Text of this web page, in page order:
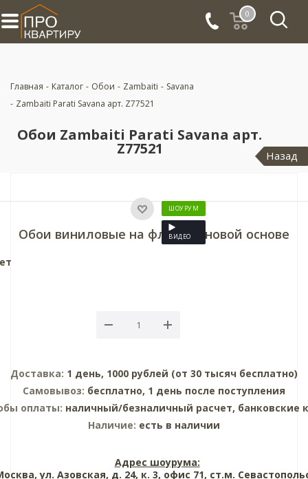
0
Главная - Каталог - Обои - Zambaiti - Savana
- Zambaiti Parati Savana арт. Z77521
Обои Zambaiti Parati Savana арт.
Z77521 Назад
ШОУРУМ
ВИДЕО
Обои виниловые на флизелиновой основе
Доставка: 1 день, 1000 рублей (от 30 тысяч бесплатно)
Самовывоз: бесплатно, 1 день после поступления
оплаты: наличный/безналичный расчет, банковские
Наличие: есть в наличии
Адрес шоурума:
ул. Азовская, д. 24, к. 3, офис 71, ст.м.